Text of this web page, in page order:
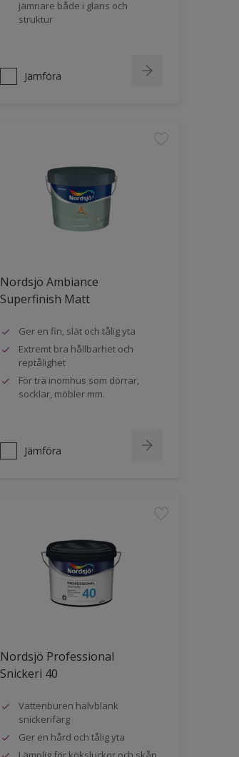
jämnare både i glans och
struktur
Jämföra
Nordsjö Ambiance
Superfinish Matt
Ger en fin, slät och tålig yta
Extremt bra hållbarhet och
reptålighet
För trä inomhus som dörrar,
socklar, möbler mm.
Jämföra
Nordsjö Professional
Snickeri 40
Vattenburen halvblank
snickerifärg
Ger en hård och tålig yta